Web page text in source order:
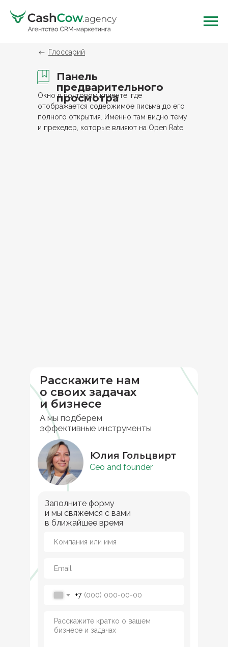
Панель
предварительного
просмотра
Окно в почтовом клиенте, где
отображается содержимое письма до его
полного открытия. Именно там видно тему
и прехедер, которые влияют на Open Rate.
Глоссарий
Заполните форму
и мы свяжемся с вами
в ближайшее время
+7
А мы подберем
эффективные инструменты
Расскажите нам
о своих задачах
и бизнесе
Юлия Гольцвирт
Ceo and founder